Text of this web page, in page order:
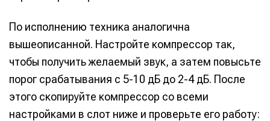
По исполнению техника аналогична
вышеописанной. Настройте компрессор так,
чтобы получить желаемый звук, а затем повысьте
порог срабатывания с 5-10 дБ до 2-4 дБ. После
этого скопируйте компрессор со всеми
настройками в слот ниже и проверьте его работу: